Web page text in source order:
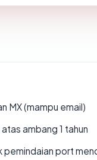
MX (mampu email)
ambang 1 tahun
pemindaian port